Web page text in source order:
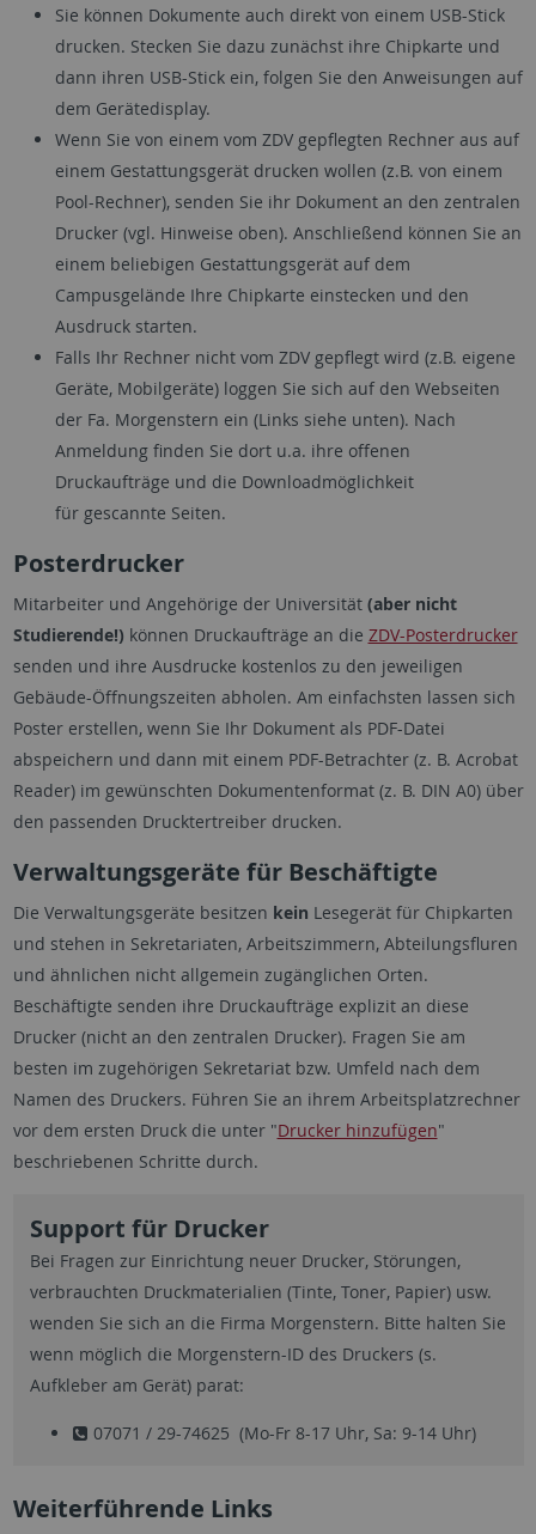
Sie können Dokumente auch direkt von einem USB-Stick
drucken. Stecken Sie dazu zunächst ihre Chipkarte und
dann ihren USB-Stick ein, folgen Sie den Anweisungen auf
dem Gerätedisplay.
Wenn Sie von einem vom ZDV gepflegten Rechner aus auf
einem Gestattungsgerät drucken wollen (z.B. von einem
Pool-Rechner), senden Sie ihr Dokument an den zentralen
Drucker (vgl. Hinweise oben). Anschließend können Sie an
einem beliebigen Gestattungsgerät auf dem
Campusgelände Ihre Chipkarte einstecken und den
Ausdruck starten.
Falls Ihr Rechner nicht vom ZDV gepflegt wird (z.B. eigene
Geräte, Mobilgeräte) loggen Sie sich auf den Webseiten
der Fa. Morgenstern ein (Links siehe unten). Nach
Anmeldung finden Sie dort u.a. ihre offenen
Druckaufträge und die Downloadmöglichkeit
für gescannte Seiten.
Posterdrucker
Mitarbeiter und Angehörige der Universität (aber nicht
Studierende!) können Druckaufträge an die ZDV-Posterdrucker
senden und ihre Ausdrucke kostenlos zu den jeweiligen
Gebäude-Öffnungszeiten abholen. Am einfachsten lassen sich
Poster erstellen, wenn Sie Ihr Dokument als PDF-Datei
abspeichern und dann mit einem PDF-Betrachter (z. B. Acrobat
Reader) im gewünschten Dokumentenformat (z. B. DIN A0) über
den passenden Drucktertreiber drucken.
Verwaltungsgeräte für Beschäftigte
Die Verwaltungsgeräte besitzen kein Lesegerät für Chipkarten
und stehen in Sekretariaten, Arbeitszimmern, Abteilungsfluren
und ähnlichen nicht allgemein zugänglichen Orten.
Beschäftigte senden ihre Druckaufträge explizit an diese
Drucker (nicht an den zentralen Drucker). Fragen Sie am
besten im zugehörigen Sekretariat bzw. Umfeld nach dem
Namen des Druckers. Führen Sie an ihrem Arbeitsplatzrechner
vor dem ersten Druck die unter "Drucker hinzufügen"
beschriebenen Schritte durch.
Support für Drucker
Bei Fragen zur Einrichtung neuer Drucker, Störungen,
verbrauchten Druckmaterialien (Tinte, Toner, Papier) usw.
wenden Sie sich an die Firma Morgenstern. Bitte halten Sie
wenn möglich die Morgenstern-ID des Druckers (s.
Aufkleber am Gerät) parat:
07071 / 29-74625 (Mo-Fr 8-17 Uhr, Sa: 9-14 Uhr)
Weiterführende Links